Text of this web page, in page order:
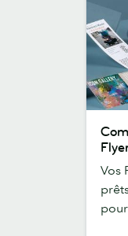
vos
Flyers
Vos